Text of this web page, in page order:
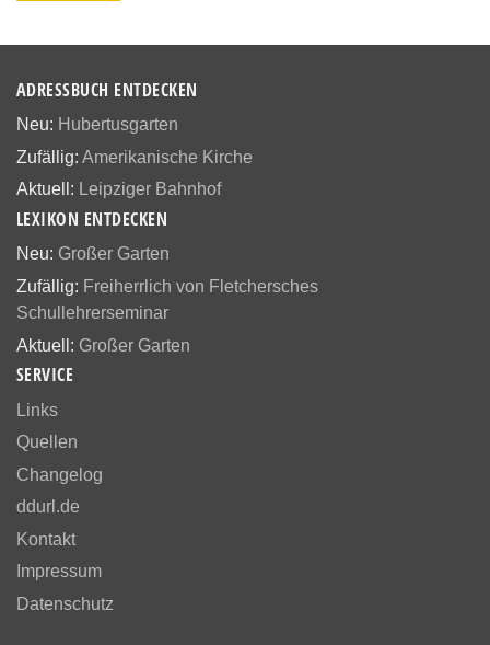
ADRESSBUCH ENTDECKEN
Neu: Hubertusgarten
Zufällig: Amerikanische Kirche
Aktuell: Leipziger Bahnhof
LEXIKON ENTDECKEN
Neu: Großer Garten
Zufällig: Freiherrlich von Fletchersches
Schullehrerseminar
Aktuell: Großer Garten
SERVICE
Links
Quellen
Changelog
ddurl.de
Kontakt
Impressum
Datenschutz